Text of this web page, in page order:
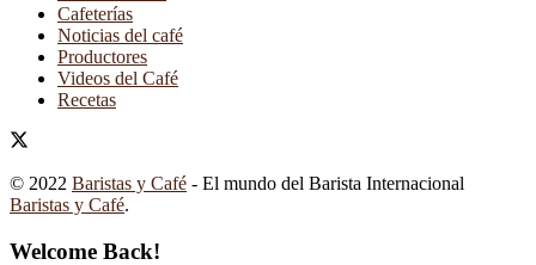
Cafeterías
Noticias del café
Productores
Videos del Café
Recetas
© 2022 Baristas y Café - El mundo del Barista Internacional
Baristas y Café.
Welcome Back!